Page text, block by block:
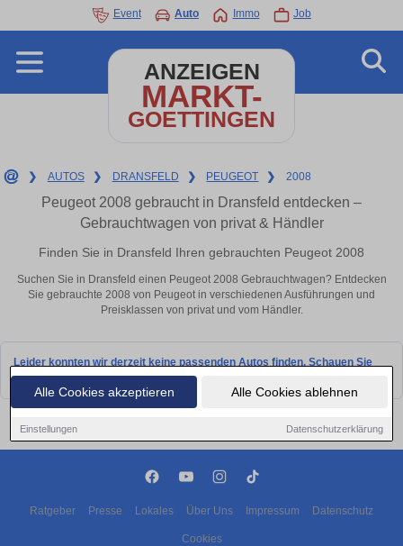
Alle Cookies akzeptieren Alle Cookies ablehnen
Einstellungen Datenschutzerklärung
Event Auto Immo Job
ANZEIGEN
MARKT-
GOETTINGEN
❯ AUTOS ❯ DRANSFELD ❯ PEUGEOT ❯ 2008
Peugeot 2008 gebraucht in Dransfeld entdecken –
Gebrauchtwagen von privat & Händler
Finden Sie in Dransfeld Ihren gebrauchten Peugeot 2008
Suchen Sie in Dransfeld einen Peugeot 2008 Gebrauchtwagen? Entdecken
Sie gebrauchte 2008 von Peugeot in verschiedenen Ausführungen und
Preisklassen von privat und vom Händler.
Leider konnten wir derzeit keine passenden Autos finden. Schauen Sie
bald wieder vorbei!
Ratgeber Presse Lokales Über Uns Impressum Datenschutz
Cookies